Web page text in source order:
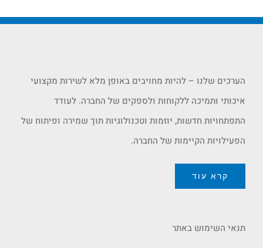
הערכים שלנו – להיות מחויבים באופן מלא לשירות מקצועי
איכותי ותמיכה ללקוחות ולספקים של החברה. לעודד
התפתחויות חדשות, יוזמות וטכנולוגיות תוך שמירה ופיתוח של
הפעילויות הקיימות של החברה.
קרא עוד
תנאי השימוש באתר